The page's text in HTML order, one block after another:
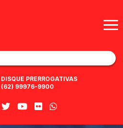
DISQUE PRERROGATIVAS
(62) 99976-9900